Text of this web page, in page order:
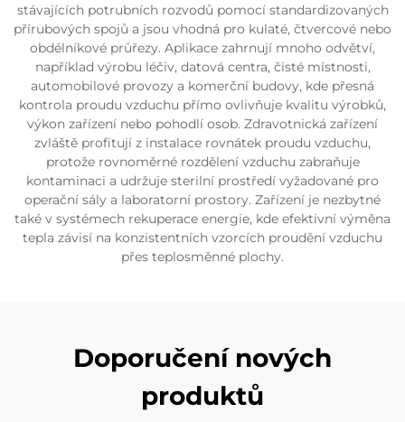
stávajících potrubních rozvodů pomocí standardizovaných
přírubových spojů a jsou vhodná pro kulaté, čtvercové nebo
obdélníkové průřezy. Aplikace zahrnují mnoho odvětví,
například výrobu léčiv, datová centra, čisté místnosti,
automobilové provozy a komerční budovy, kde přesná
kontrola proudu vzduchu přímo ovlivňuje kvalitu výrobků,
výkon zařízení nebo pohodlí osob. Zdravotnická zařízení
zvláště profitují z instalace rovnátek proudu vzduchu,
protože rovnoměrné rozdělení vzduchu zabraňuje
kontaminaci a udržuje sterilní prostředí vyžadované pro
operační sály a laboratorní prostory. Zařízení je nezbytné
také v systémech rekuperace energie, kde efektivní výměna
tepla závisí na konzistentních vzorcích proudění vzduchu
přes teplosměnné plochy.
Doporučení nových
produktů